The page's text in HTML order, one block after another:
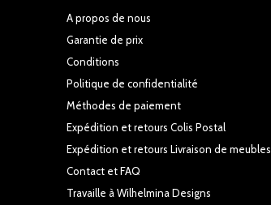
A propos de nous
Garantie de prix
Conditions
Politique de confidentialité
Méthodes de paiement
Expédition et retours Colis Postal
Expédition et retours Livraison de meubles
Contact et FAQ
Travaille à Wilhelmina Designs